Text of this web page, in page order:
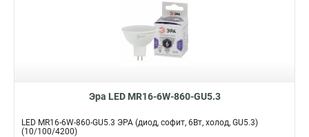
Эра LED MR16-6W-860-GU5.3
LED MR16-6W-860-GU5.3 ЭРА (диод, софит, 6Вт, холод, GU5.3)
(10/100/4200)